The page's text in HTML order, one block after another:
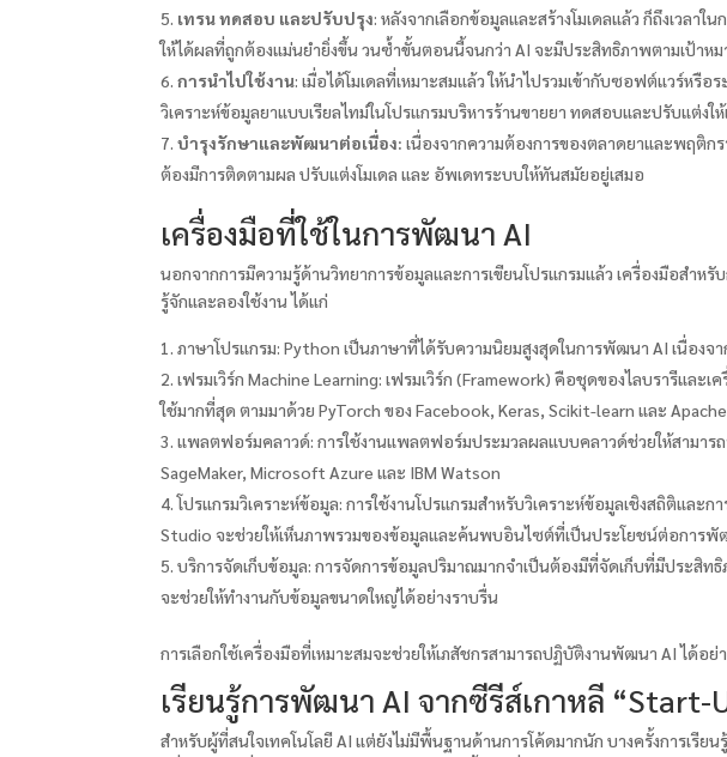
เทรน ทดสอบ และปรับปรุง: หลังจากเลือกข้อมูลและสร้างโมเดลแล้ว ก็ถึงเวลา
ให้ได้ผลที่ถูกต้องแม่นยำยิ่งขึ้น วนซ้ำขั้นตอนนี้จนกว่า AI จะมีประสิทธิภาพตามเป้าหม
การนำไปใช้งาน: เมื่อได้โมเดลที่เหมาะสมแล้ว ให้นำไปรวมเข้ากับซอฟต์แวร์หรื
วิเคราะห์ข้อมูลยาแบบเรียลไทม์ในโปรแกรมบริหารร้านขายยา ทดสอบและปรับแต่งให้
บำรุงรักษาและพัฒนาต่อเนื่อง: เนื่องจากความต้องการของตลาดยาและพฤติ
ต้องมีการติดตามผล ปรับแต่งโมเดล และ อัพเดทระบบให้ทันสมัยอยู่เสมอ
เครื่องมือที่ใช้ในการพัฒนา AI
นอกจากการมีความรู้ด้านวิทยาการข้อมูลและการเขียนโปรแกรมแล้ว เครื่องมือสำห
รู้จักและลองใช้งาน ได้แก่
ภาษาโปรแกรม: Python เป็นภาษาที่ได้รับความนิยมสูงสุดในการพัฒนา AI เนื่องจา
เฟรมเวิร์ก Machine Learning: เฟรมเวิร์ก (Framework) คือชุดของไลบรารีแล
ใช้มากที่สุด ตามมาด้วย PyTorch ของ Facebook, Keras, Scikit-learn และ
แพลตฟอร์มคลาวด์: การใช้งานแพลตฟอร์มประมวลผลแบบคลาวด์ช่วยให้สามาร
SageMaker, Microsoft Azure และ IBM Watson
โปรแกรมวิเคราะห์ข้อมูล: การใช้งานโปรแกรมสำหรับวิเคราะห์ข้อมูลเชิงสถิติแ
Studio จะช่วยให้เห็นภาพรวมของข้อมูลและค้นพบอินไซต์ที่เป็นประโยชน์ต่อการพั
บริการจัดเก็บข้อมูล: การจัดการข้อมูลปริมาณมากจำเป็นต้องมีที่จัดเก็บที่มีประสิ
จะช่วยให้ทำงานกับข้อมูลขนาดใหญ่ได้อย่างราบรื่น
การเลือกใช้เครื่องมือที่เหมาะสมจะช่วยให้เภสัชกรสามารถปฏิบัติงานพัฒนา AI ได้อ
เรียนรู้การพัฒนา AI จากซีรีส์เกาหลี “Start-
สำหรับผู้ที่สนใจเทคโนโลยี AI แต่ยังไม่มีพื้นฐานด้านการโค้ดมากนัก บางครั้งการเรี